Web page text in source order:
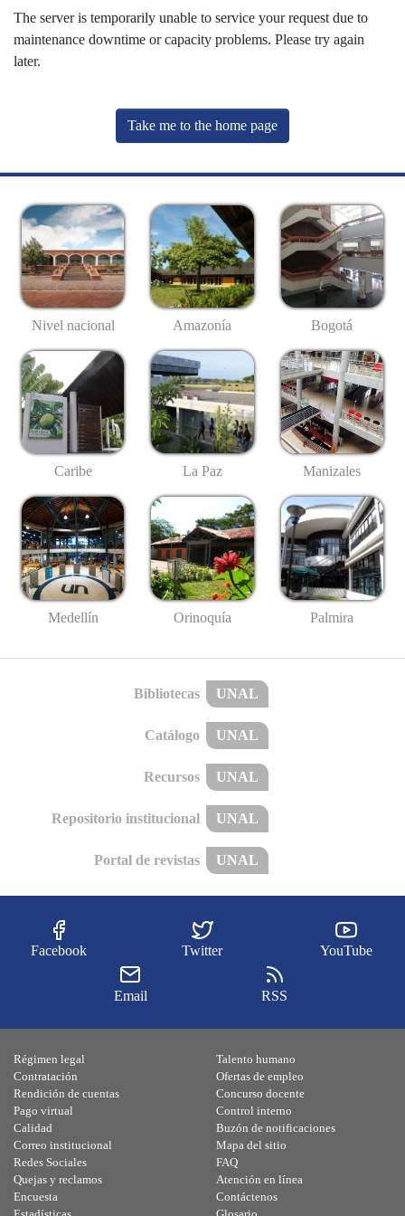
The server is temporarily unable to service your request due to
maintenance downtime or capacity problems. Please try again
later.
Take me to the home page
Nivel nacional Amazonía Bogotá
Caribe La Paz Manizales
Medellín Orinoquía Palmira
Bibliotecas UNAL
Catálogo UNAL
Recursos UNAL
Repositorio institucional UNAL
Portal de revistas UNAL
Facebook Twitter YouTube
Email RSS
Régimen legal
Contratación
Rendición de cuentas
Pago virtual
Calidad
Talento humano
Ofertas de empleo
Concurso docente
Control interno
Buzón de notificaciones
Correo institucional
Redes Sociales
Quejas y reclamos
Encuesta
Mapa del sitio
FAQ
Atención en línea
Contáctenos